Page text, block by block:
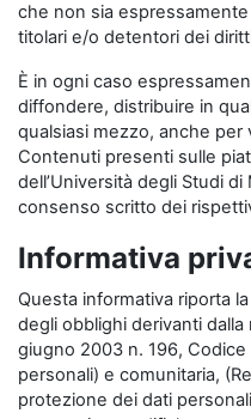
che non sia
titolari e/o detentori dei
È in ogni caso
diffondere, distribuire in
qualsiasi mezzo, anche per
Contenuti presenti sulle
dell’Università degli Studi
consenso scritto dei
Informativa
Questa informativa riporta
degli obblighi derivanti
giugno 2003 n. 196,
personali) e comunitaria,
protezione dei dati